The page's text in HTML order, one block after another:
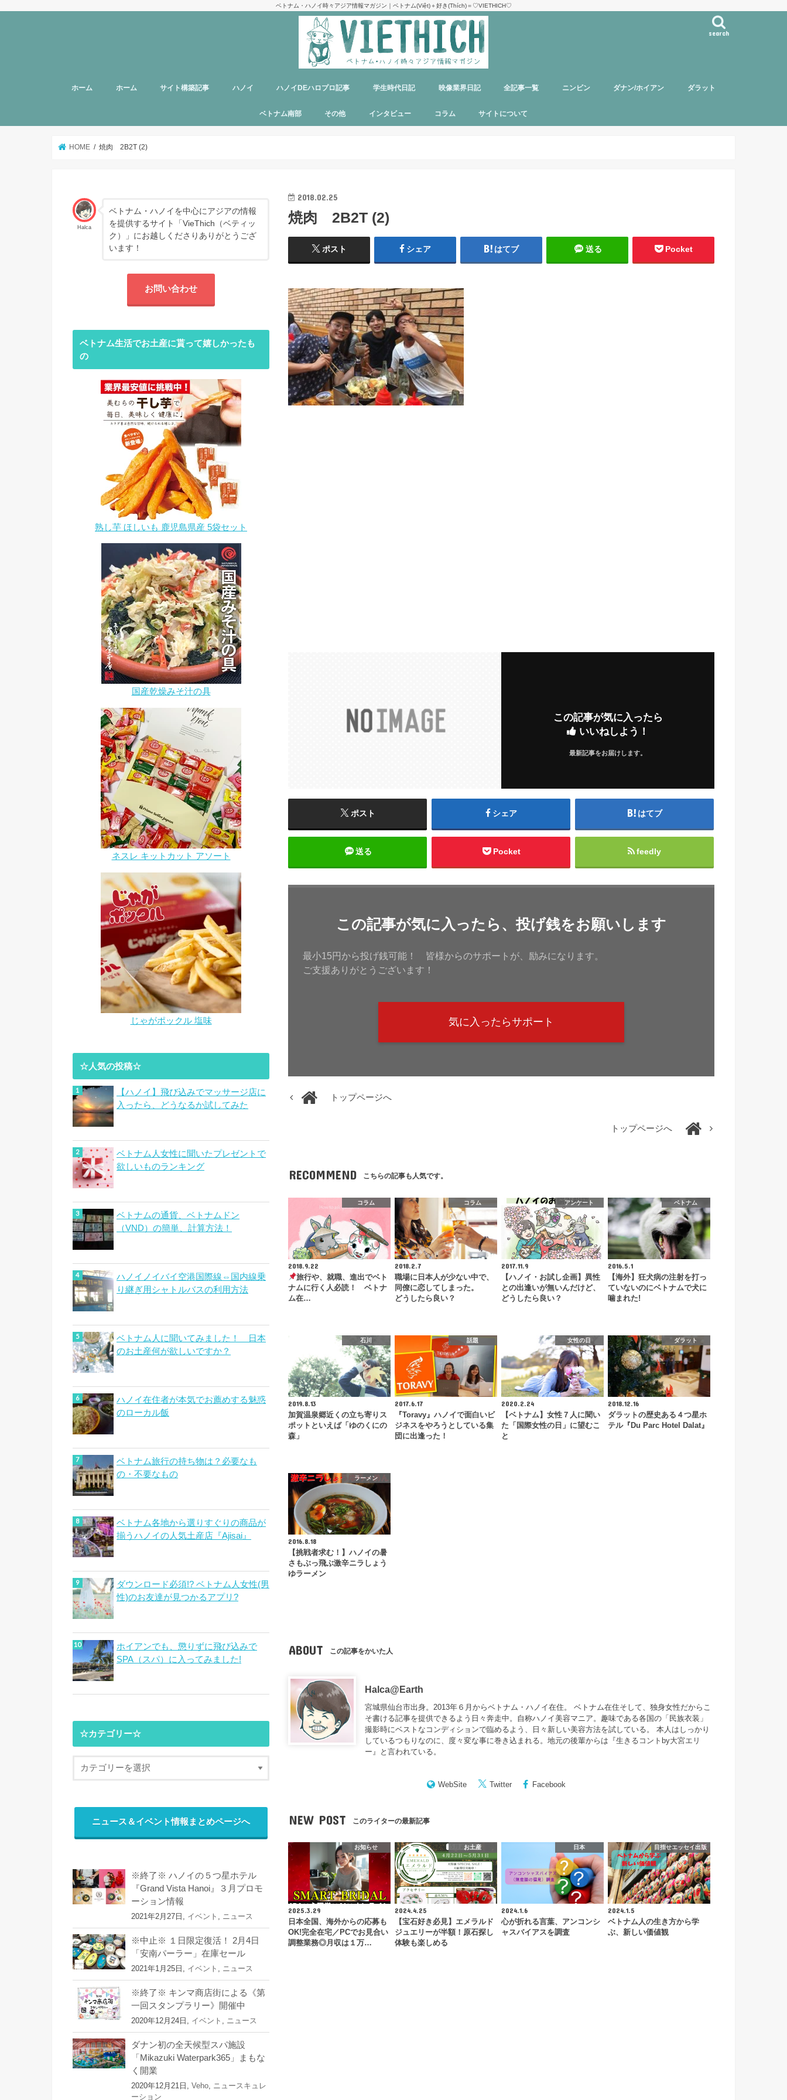
ベトナム・ハノイ時々アジア情報マガジン｜ベトナム(Việt)＋好き(Thích)＝♡VIETHICH♡
search
ホーム ホーム サイト構築記事 ハノイ
旅行者向け ベトナム料理
多国籍料理
ハンバーガー
カフェ
中華料理
日本食
ラーメン
デリバリーサービス
パブ／バー
マッサージ
ヘルスケア
ハノイ近郊観光
アンケート
ハノイDEハロプロ記事 学生時代日記 映像業界日記 全記事一覧 ニンビン ダナン/ホイアン ダラット
ベトナム南部 その他 インタビュー コラム サイトについて
HOME 焼肉 2B2T (2)
2018.02.25
焼肉 2B2T (2)
ポスト シェア はてブ 送る Pocket
この記事が気に入ったら
いいねしよう！
最新記事をお届けします。
ポスト シェア はてブ
送る Pocket feedly
この記事が気に入ったら、投げ銭をお願いします
最小15円から投げ銭可能！ 皆様からのサポートが、励みになります。
ご支援ありがとうございます！
気に入ったらサポート
トップページへ
トップページへ
RECOMMEND こちらの記事も人気です。
コラム
2018.9.22
旅行や、就職、進出でベト
ナムに行く人必読！ ベトナ
ム在…
コラム
2018.2.7
職場に日本人が少ない中で、
同僚に恋してしまった。
どうしたら良い？
アンケート
2017.11.9
【ハノイ・お試し企画】異性
との出逢いが無いんだけど、
どうしたら良い？
ベトナム
2016.5.1
【海外】狂犬病の注射を打っ
ていないのにベトナムで犬に
噛まれた!
石川
2019.8.13
加賀温泉郷近くの立ち寄りス
ポットといえば「ゆのくにの
森」
話題
2017.6.17
『Toravy』ハノイで面白いビ
ジネスをやろうとしている集
団に出逢った！
女性の日
2020.2.24
【ベトナム】女性７人に聞い
た「国際女性の日」に望むこ
と
ダラット
2018.12.16
ダラットの歴史ある４つ星ホ
テル『Du Parc Hotel Dalat』
ラーメン
2016.8.18
【挑戦者求む！】ハノイの暑
さもぶっ飛ぶ激辛ニラしょう
ゆラーメン
ABOUT この記事をかいた人
Halca@Earth
宮城県仙台市出身。2013年６月からベトナム・ハノイ在住。 ベトナム在住そして、独身女性だからこ
そ書ける記事を提供できるよう日々奔走中。自称ハノイ美容マニア。趣味である各国の「民族衣装」
撮影時にベストなコンディションで臨めるよう、日々新しい美容方法を試している。 本人はしっかり
しているつもりなのに、度々変な事に巻き込まれる。地元の後輩からは『生きるコントby大宮エリ
ー 』と言われている。
WebSite Twitter Facebook
NEW POST このライターの最新記事
お知らせ
2025.3.29
日本全国、海外からの応募も
OK!完全在宅／PCでお見合い
調整業務◎月収は１万…
お土産
2024.4.25
【宝石好き必見】エメラルド
ジュエリーが半額！原石探し
体験も楽しめる
日本
2024.1.6
心が折れる言葉、アンコンシ
ャスバイアスを調査
目指せエッセイ出版
2024.1.5
ベトナム人の生き方から学
ぶ、新しい価値観
Halca
ベトナム・ハノイを中心にアジアの情報
を提供するサイト「VieThich（ベティッ
ク）」にお越しくださりありがとうござ
います！
お問い合わせ
ベトナム生活でお土産に貰って嬉しかったも
の
熟し芋 ほしいも 鹿児島県産 5袋セット
国産乾燥みそ汁の具
ネスレ キットカット アソート
じゃがポックル 塩味
☆人気の投稿☆
【ハノイ】飛び込みでマッサージ店に
入ったら、どうなるか試してみた
ベトナム人女性に聞いたプレゼントで
欲しいものランキング
ベトナムの通貨、ベトナムドン
（VND）の簡単、計算方法！
ハノイノイバイ空港国際線⇔国内線乗
り継ぎ用シャトルバスの利用方法
ベトナム人に聞いてみました！ 日本
のお土産何が欲しいですか？
ハノイ在住者が本気でお薦めする魅惑
のローカル飯
ベトナム旅行の持ち物は？必要なも
の・不要なもの
ベトナム各地から選りすぐりの商品が
揃うハノイの人気土産店『Ajisai』
ダウンロード必須!? ベトナム人女性(男
性)のお友達が見つかるアプリ?
ホイアンでも、懲りずに飛び込みで
SPA（スパ）に入ってみました!
☆カテゴリー☆
ニュース＆イベント情報まとめページへ
※終了※ ハノイの５つ星ホテル
『Grand Vista Hanoi』３月プロモ
ーション情報
2021年2月27日, イベント ニュース
※中止※ １日限定復活！ 2月4日
「安南パーラー」在庫セール
2021年1月25日, イベント ニュース
※終了※ キンマ商店街による《第
一回スタンプラリー》開催中
2020年12月24日, イベント ニュース
ダナン初の全天候型スパ施設
「Mikazuki Waterpark365」まもな
く開業
2020年12月21日, Veho
ニュースキュレ
ーション